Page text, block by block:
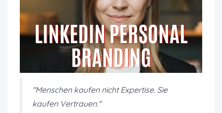
"Menschen kaufen nicht Expertise. Sie
kaufen Vertrauen."